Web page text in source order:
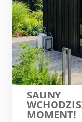
SAUNY
MOMENT!